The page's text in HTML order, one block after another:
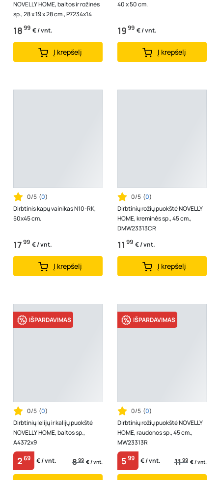
NOVELLY HOME, baltos ir rožinės
sp., 28 x 19 x 28 cm., P7234x14
1899 € / vnt.
Į krepšelį
40 x 50 cm.
1999 € / vnt.
Į krepšelį
0/5 (0)
Dirbtinis kapų vainikas N10-RK,
50x45 cm.
1799 € / vnt.
Į krepšelį
0/5 (0)
Dirbtinių rožių puokštė NOVELLY
HOME, kreminės sp., 45 cm.,
DMW23313CR
11 99 € / vnt.
Į krepšelį
IŠPARDAVIMAS
0/5 (0)
Dirbtinių lelijų ir kalijų puokštė
NOVELLY HOME, baltos sp.,
A4372x9
269 € / vnt. 899 € / vnt.
IŠPARDAVIMAS
0/5 (0)
Dirbtinių rožių puokštė NOVELLY
HOME, raudonos sp., 45 cm.,
MW23313R
599 € / vnt. 1199 € / vnt.